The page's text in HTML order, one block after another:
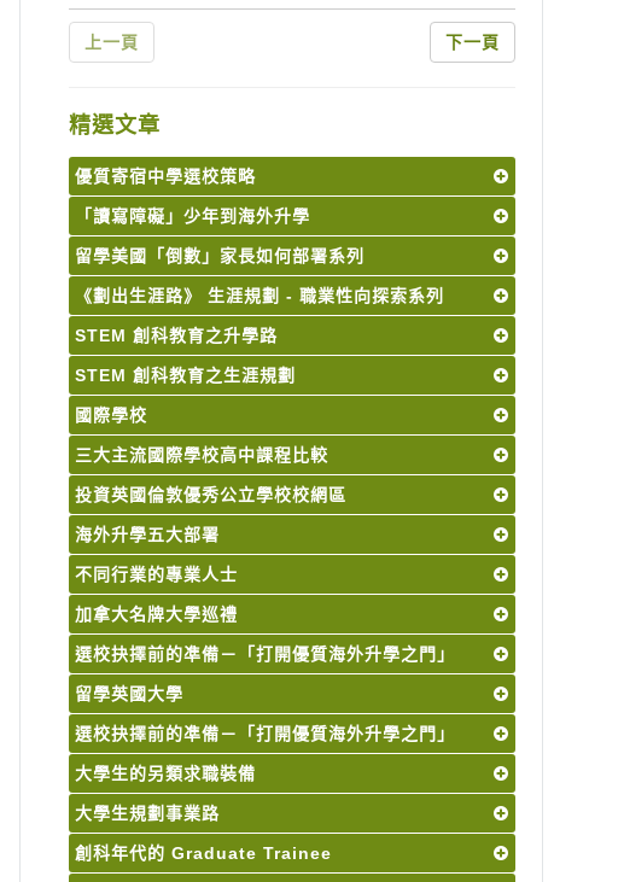
上一頁 下一頁
精選文章
優質寄宿中學選校策略
「讀寫障礙」少年到海外升學
留學美國「倒數」家長如何部署系列
《劃出生涯路》 生涯規劃 - 職業性向探索系列
STEM 創科教育之升學路
STEM 創科教育之生涯規劃
國際學校
三大主流國際學校高中課程比較
投資英國倫敦優秀公立學校校網區
海外升學五大部署
不同行業的專業人士
加拿大名牌大學巡禮
選校抉擇前的凖備－「打開優質海外升學之門」
留學英國大學
選校抉擇前的凖備－「打開優質海外升學之門」
大學生的另類求職裝備
大學生規劃事業路
創科年代的 Graduate Trainee